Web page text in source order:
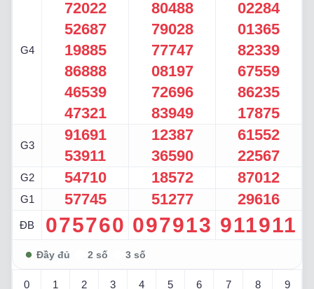
G4
72022
52687
19885
86888
46539
47321
80488
79028
77747
08197
72696
83949
02284
01365
82339
67559
86235
17875
G3
91691
53911
12387
36590
61552
22567
G2 54710 18572 87012
G1 57745 51277 29616
ĐB 075760 097913 911911
0 1 2 3 4 5 6 7 8 9